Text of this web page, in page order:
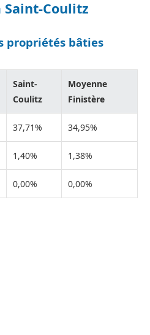
Saint-Coulitz
propriétés bâties
Saint-
Coulitz
Moyenne
Finistère
37,71% 34,95%
1,40% 1,38%
0,00% 0,00%